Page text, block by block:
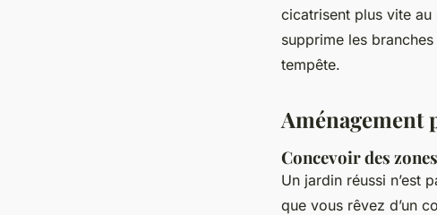
cicatrisent plus vite au
supprime les
tempête.
Aménagement
Concevoir des
Un jardin réussi n’est
que vous rêvez d’un